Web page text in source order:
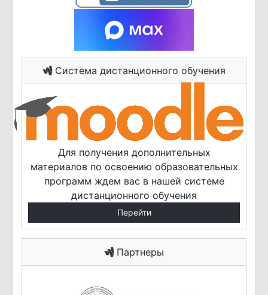
Система дистанционного обучения
Для получения дополнительных
материалов по освоению образовательных
программ ждем вас в нашей системе
дистанционного обучения
Перейти
Партнеры